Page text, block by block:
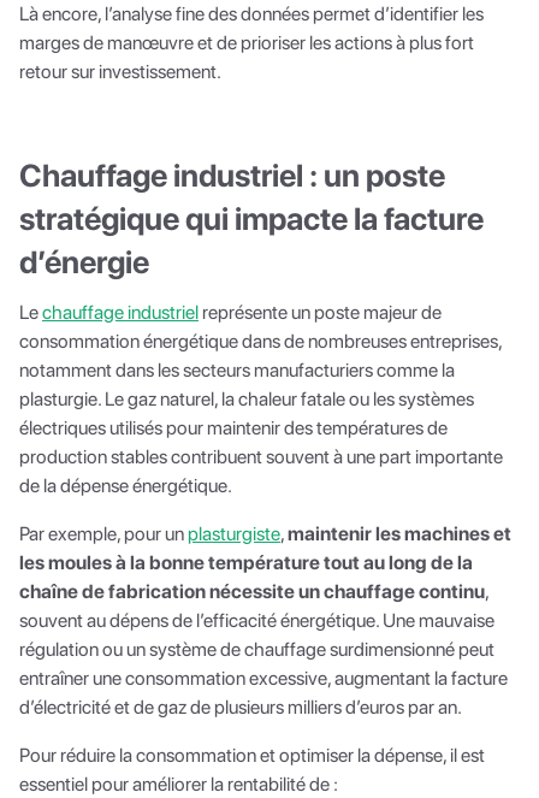
Là encore, l’analyse fine des données permet d’identifier les
marges de manœuvre et de prioriser les actions à plus fort
retour sur investissement.
Chauffage industriel : un poste
stratégique qui impacte la facture
d’énergie
Lechauffage industriel représente un poste majeur de
consommation énergétique dans de nombreuses entreprises,
notamment dans les secteurs manufacturiers comme la
plasturgie. Le gaz naturel, la chaleur fatale ou les systèmes
électriques utilisés pour maintenir des températures de
production stables contribuent souvent à une part importante
de la dépense énergétique.
Par exemple, pour unplasturgiste,maintenir les machines et
les moules à la bonne température tout au long de la
chaîne de fabrication nécessite un chauffage continu,
souvent au dépens de l’efficacité énergétique. Une mauvaise
régulation ou un système de chauffage surdimensionné peut
entraîner une consommation excessive, augmentant la facture
d’électricité et de gaz de plusieurs milliers d’euros par an.
Pour réduire la consommation et optimiser la dépense, il est
essentiel pour améliorer la rentabilité de :